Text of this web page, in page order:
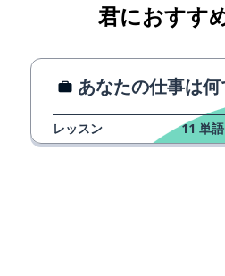
君におすす
あなたの仕事は何で
レッスン 11 単